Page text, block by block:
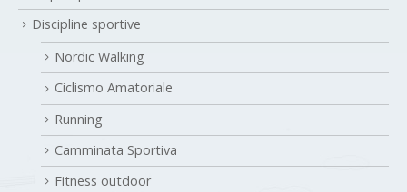
Discipline sportive
Nordic Walking
Ciclismo Amatoriale
Running
Camminata Sportiva
Fitness outdoor